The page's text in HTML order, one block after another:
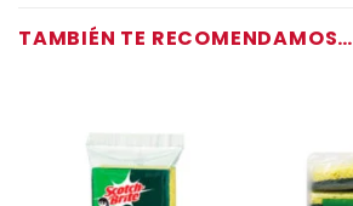
TAMBIÉN TE RECOMENDAMOS…